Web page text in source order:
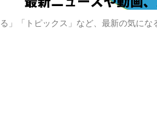
」「トピックス」など、最新の気に